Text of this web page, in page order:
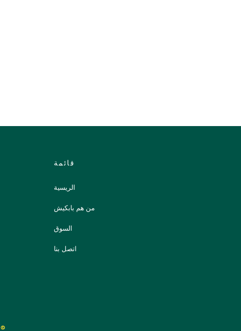
قائمة
الريسية
من هم بابكيش
السوق
اتصل بنا
© Copyright